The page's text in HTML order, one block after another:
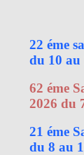
22 éme
du 10 au
62 éme
2026 du
21 éme
du 8 au